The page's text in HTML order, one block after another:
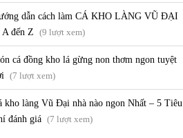
dẫn cách làm CÁ KHO LÀNG VŨ ĐẠI
A đến Z (9 lượt xem)
cá đồng kho lá gừng non thơm ngon tuyệt
(7 lượt xem)
kho làng Vũ Đại nhà nào ngon Nhất – 5 Tiêu
đánh giá (7 lượt xem)